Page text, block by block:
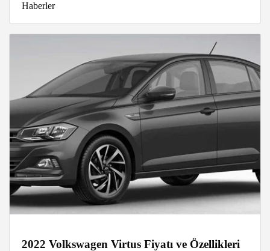
Haberler
2022 Volkswagen Virtus Fiyatı ve Özellikleri